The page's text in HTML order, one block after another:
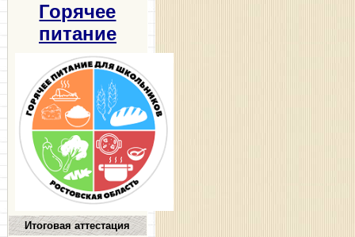
Горячее
питание
Итоговая аттестация